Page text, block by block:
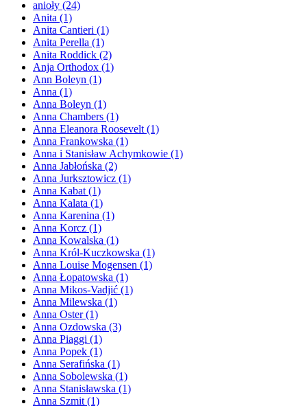
anioły (24)
Anita (1)
Anita Cantieri (1)
Anita Perella (1)
Anita Roddick (2)
Anja Orthodox (1)
Ann Boleyn (1)
Anna (1)
Anna Boleyn (1)
Anna Chambers (1)
Anna Eleanora Roosevelt (1)
Anna Frankowska (1)
Anna i Stanisław Achymkowie (1)
Anna Jabłońska (2)
Anna Jurksztowicz (1)
Anna Kabat (1)
Anna Kalata (1)
Anna Karenina (1)
Anna Korcz (1)
Anna Kowalska (1)
Anna Król-Kuczkowska (1)
Anna Louise Mogensen (1)
Anna Łopatowska (1)
Anna Mikos-Vadjić (1)
Anna Milewska (1)
Anna Oster(1)
Anna Ozdowska (3)
Anna Piaggi (1)
Anna Popek (1)
Anna Serafińska (1)
Anna Sobolewska (1)
Anna Stanisławska (1)
Anna Szmit (1)